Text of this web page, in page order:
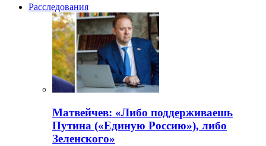
Расследования
Матвейчев: «Либо поддерживаешь
Путина («Единую Россию»), либо
Зеленского»